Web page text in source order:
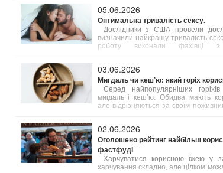
підкреслює, що одне споживання
не принесе бажаного ефекту —
у вживанні.
05.06.2026
Оптимальна тривалість сексу.
Дослідники з США провели
визначили найкращу тривалість
роботу виконали фахівці з
03.06.2026
Мигдаль чи кеш’ю: який горіх
Серед найпопулярніших
мигдаль і кеш’ю. Обидва мають
але відрізняються за своїм
02.06.2026
Оголошено рейтинг найбільш
фастфуді
Харчуватися корисною їжею у
харчування складно, але цілком